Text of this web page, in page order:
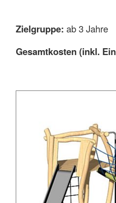
Zielgruppe: ab 3 Jahre
Gesamtkosten (inkl.